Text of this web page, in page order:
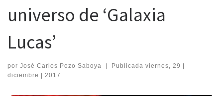
universo de ‘Galaxia
Lucas’
por José Carlos Pozo Saboya | Publicada viernes, 29 |
diciembre | 2017